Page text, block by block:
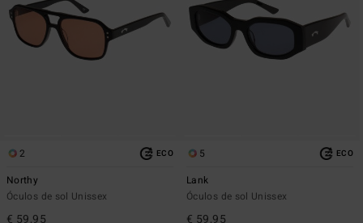
2 ECO
Northy
Óculos de sol Unissex
€ 59,95
5 ECO
Lank
Óculos de sol Unissex
€ 59,95